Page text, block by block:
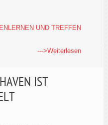
UND TREFFEN
--->Weiterlesen
IST